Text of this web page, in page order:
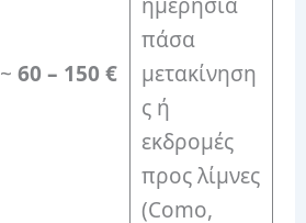
~ 60 – 150 €
ημερήσια
πάσα
μετακίνηση
ς ή
εκδρομές
προς λίμνες
(Como,